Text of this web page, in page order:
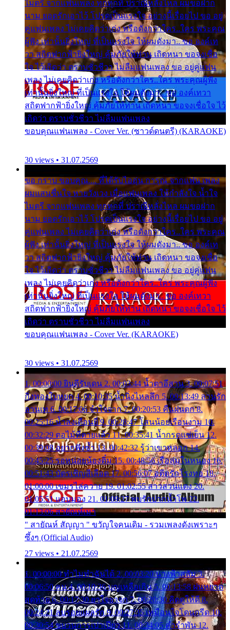
ไมตรี จากแฟนเพลง ทุกทุกที่ ปราณีหลั่งไหล ผมขอฝาก
นาม ยอดรักเอาไว้ โปรดเป็นแรงใจ อย่างนี้เรื่อยไป ขอ อยู่
คู่แฟนเพลง ไม่เคยคิดว่าเก่ง หรือดังกว่าใคร..ใคร พระคุณ
ผู้ฟัง เท่านั้นยิ่งใหญ่ ที่เป็นแรงใจ ให้ผมดังมา.. ขอ องค์เท
วา สถิตฟากฟ้ายิ่งใหญ่ คุ้มภัยให้ท่าน เถิดหนา ขอจงเชื่อ
ใจ ไว้เถิดว่า ตราบชั่วชีวา ไม่ลืมแฟนเพลง ขอ อยู่คู่แฟน
เพลง ไม่เคยคิดว่าเก่ง หรือดังกว่าใคร..ใคร พระคุณผู้ฟัง
เท่านั้นยิ่งใหญ่ ที่เป็นแรงใจ ให้ผมดังมา.. ขอ องค์เทวา
สถิตฟากฟ้ายิ่งใหญ่ คุ้มภัยให้ท่าน เถิดหนา ขอจงเชื่อใจ ไว้
เถิดว่า ตราบชั่วชีวา ไม่ลืมแฟนเพลง
ขอบคุณแฟนเพลง - Cover Ver. (ซาวด์ดนตรี) (KARAOKE)
30 views • 31.07.2569
ขอ กราบ ขอบคุณ.... ที่ได้รับไออุ่น การุณ จากแฟน เพลง
ผมแสนชื่นใจ หายวังเวง เมื่อแฟนเพลง ให้กำลังใจ น้ำใจ
ไมตรี จากแฟนเพลง ทุกทุกที่ ปราณีหลั่งไหล ผมขอฝาก
นาม ยอดรักเอาไว้ โปรดเป็นแรงใจ อย่างนี้เรื่อยไป ขอ อยู่
คู่แฟนเพลง ไม่เคยคิดว่าเก่ง หรือดังกว่าใคร..ใคร พระคุณ
ผู้ฟัง เท่านั้นยิ่งใหญ่ ที่เป็นแรงใจ ให้ผมดังมา.. ขอ องค์เท
วา สถิตฟากฟ้ายิ่งใหญ่ คุ้มภัยให้ท่าน เถิดหนา ขอจงเชื่อ
ใจ ไว้เถิดว่า ตราบชั่วชีวา ไม่ลืมแฟนเพลง ขอ อยู่คู่แฟน
เพลง ไม่เคยคิดว่าเก่ง หรือดังกว่าใคร..ใคร พระคุณผู้ฟัง
เท่านั้นยิ่งใหญ่ ที่เป็นแรงใจ ให้ผมดังมา.. ขอ องค์เทวา
สถิตฟากฟ้ายิ่งใหญ่ คุ้มภัยให้ท่าน เถิดหนา ขอจงเชื่อใจ ไว้
เถิดว่า ตราบชั่วชีวา ไม่ลืมแฟนเพลง
ขอบคุณแฟนเพลง - Cover Ver. (KARAOKE)
30 views • 31.07.2569
1. 00:00:00 ยินดีรับเดน 2. 00:03:44 น้ำตาอีสาน 3. 00:07:51
กิ่งทองใบหยก 4. 00:10:35 น้ำนิ่งไหลลึก 5. 00:13:49 ลานรัก
ลานเท 6. 00:17:06 จำใจจาก 7. 00:20:53 คืนฝนตก 8.
00:25:16 น้ำลงเดือนยี่ 9. 00:28:47 โสนน้อยเรือนงาม 10.
00:32:29 ตอไม้ที่ตายแล้ว 11. 00:35:41 น้ำกรดแช่เย็น 12.
00:39:08 อยากฟังซ้ำ 13. 00:42:32 รู้ว่าเขาหลอก 14.
00:45:25 รอหน่อยน้องติ๋ม 15. 00:48:56 เรือล่มในหนอง 16.
00:51:43 บัตรเชิญสีเลือด 17. 00:56:07 อดีตรักโรงทอ 18.
01:00:00 เขมรไล่ควาย 19. 01:02:55 สาวสวนแตง 20.
01:05:51 แอบมอง 21. 01:09:27 พบรักปากน้ำโพ 22.
01:13:06 สายัณห์เมา
" สายัณห์ สัญญา " ขวัญใจคนเดิม - รวมเพลงดังเพราะๆ
ซึ้งๆ (Official Audio)
27 views • 21.07.2569
1. 00:00:00 ทำไมทำฉันได้ 2. 00:03:20 นางฟ้าสลัม 3.
00:06:50 คน 4. 00:10:36 บุญเหลือเกิน 5. 00:13:58 ฝนหยาด
สุดท้าย 6. 00:17:30 ยาใจยาจก 7. 00:20:30 คิดดูให้ดี 8.
00:24:21 ลบรอยแผลรัก 9. 00:27:35 เหมือนใจโดนกรีด 10.
00:30:54 ขบวนการเปาเปียว 11. 00:34:05 คำรำพัน 12.